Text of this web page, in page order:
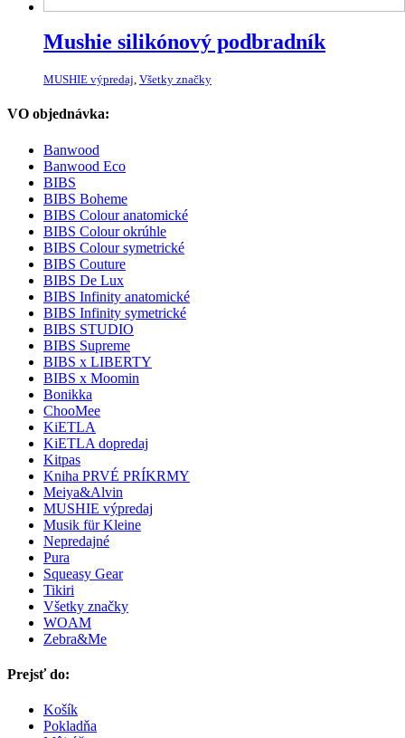
Mushie silikónový podbradník
MUSHIE výpredaj, Všetky značky
VO objednávka:
Banwood
Banwood Eco
BIBS
BIBS Boheme
BIBS Colour anatomické
BIBS Colour okrúhle
BIBS Colour symetrické
BIBS Couture
BIBS De Lux
BIBS Infinity anatomické
BIBS Infinity symetrické
BIBS STUDIO
BIBS Supreme
BIBS x LIBERTY
BIBS x Moomin
Bonikka
ChooMee
KiETLA
KiETLA dopredaj
Kitpas
Kniha PRVÉ PRÍKRMY
Meiya&Alvin
MUSHIE výpredaj
Musik für Kleine
Nepredajné
Pura
Squeasy Gear
Tikiri
Všetky značky
WOAM
Zebra&Me
Prejsť do:
Košík
Pokladňa